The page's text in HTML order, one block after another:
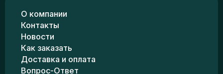
О компании
Контакты
Новости
Как заказать
Доставка и оплата
Вопрос-Ответ